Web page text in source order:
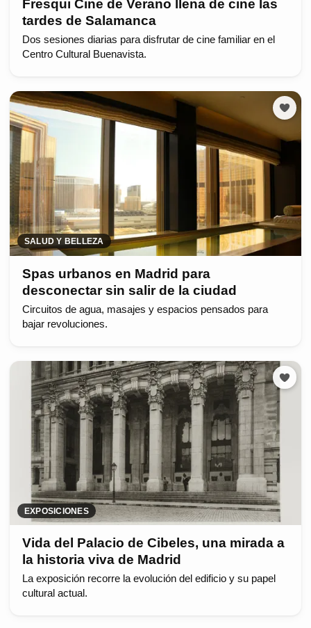
Fresqui Cine de Verano llena de cine las
tardes de Salamanca
Dos sesiones diarias para disfrutar de cine familiar en el
Centro Cultural Buenavista.
SALUD Y BELLEZA
Spas urbanos en Madrid para
desconectar sin salir de la ciudad
Circuitos de agua, masajes y espacios pensados para
bajar revoluciones.
EXPOSICIONES
Vida del Palacio de Cibeles, una mirada a
la historia viva de Madrid
La exposición recorre la evolución del edificio y su papel
cultural actual.